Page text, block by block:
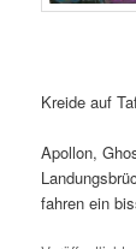
Kreide auf
Apollon,
fahren ein